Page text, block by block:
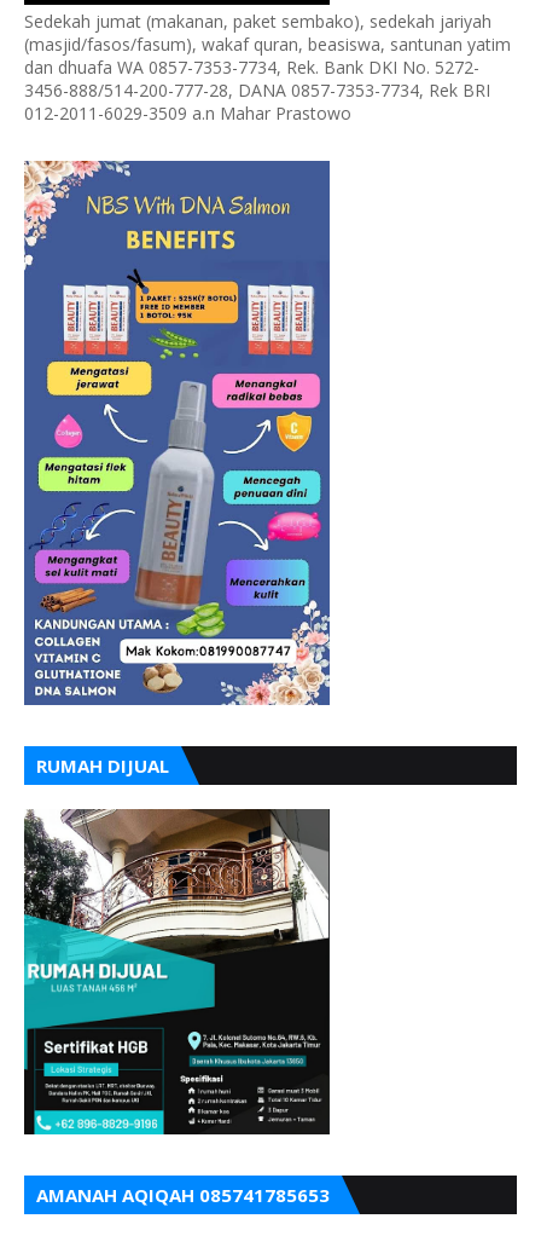
Sedekah jumat (makanan, paket sembako), sedekah jariyah
(masjid/fasos/fasum), wakaf quran, beasiswa, santunan yatim
dan dhuafa WA 0857-7353-7734, Rek. Bank DKI No. 5272-
3456-888/514-200-777-28, DANA 0857-7353-7734, Rek BRI
012-2011-6029-3509 a.n Mahar Prastowo
RUMAH DIJUAL
AMANAH AQIQAH 085741785653